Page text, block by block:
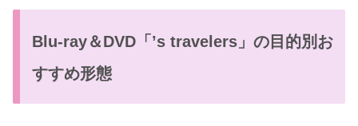
Blu-ray＆DVD「’s travelers」の目的別お
すすめ形態